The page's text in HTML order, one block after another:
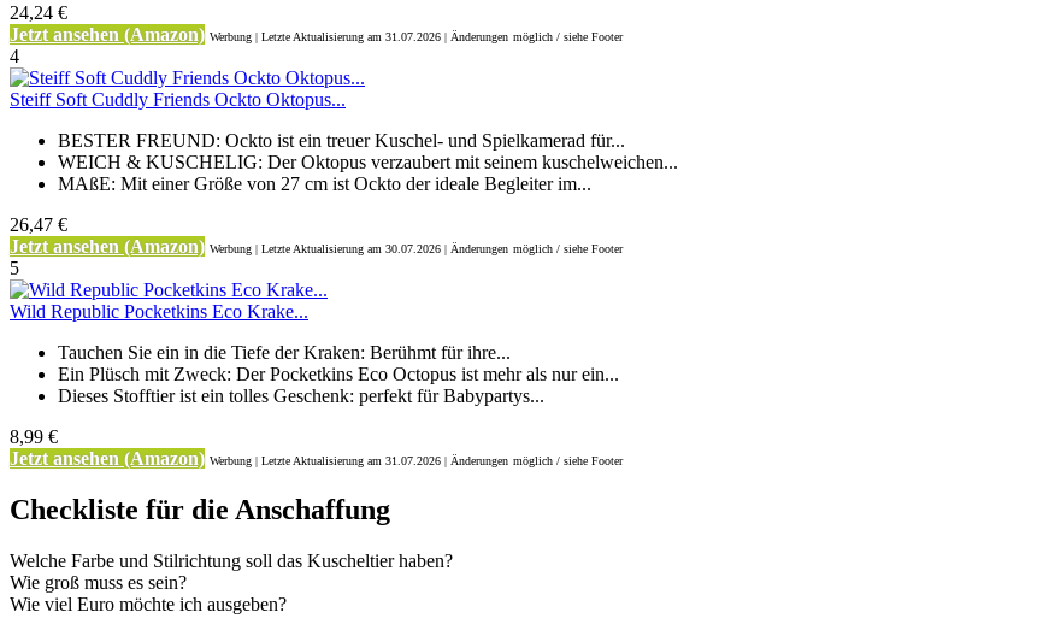
24,24 €
Jetzt ansehen (Amazon) Werbung | Letzte Aktualisierung am 31.07.2026 | Änderungen möglich / siehe Footer
4
Steiff Soft Cuddly Friends Ockto Oktopus...
BESTER FREUND: Ockto ist ein treuer Kuschel- und Spielkamerad für...
WEICH & KUSCHELIG: Der Oktopus verzaubert mit seinem kuschelweichen...
MAßE: Mit einer Größe von 27 cm ist Ockto der ideale Begleiter im...
26,47 €
Jetzt ansehen (Amazon) Werbung | Letzte Aktualisierung am 30.07.2026 | Änderungen möglich / siehe Footer
5
Wild Republic Pocketkins Eco Krake...
Tauchen Sie ein in die Tiefe der Kraken: Berühmt für ihre...
Ein Plüsch mit Zweck: Der Pocketkins Eco Octopus ist mehr als nur ein...
Dieses Stofftier ist ein tolles Geschenk: perfekt für Babypartys...
8,99 €
Jetzt ansehen (Amazon) Werbung | Letzte Aktualisierung am 31.07.2026 | Änderungen möglich / siehe Footer
Checkliste für die Anschaffung
Welche Farbe und Stilrichtung soll das Kuscheltier haben?
Wie groß muss es sein?
Wie viel Euro möchte ich ausgeben?